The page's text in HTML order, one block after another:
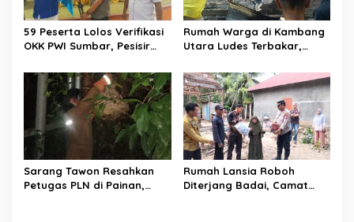
59 Peserta Lolos Verifikasi
OKK PWI Sumbar, Pesisir
11 Peserta
Rumah Warga di Kambang
Utara Ludes Terbakar,
Jembatan Gantung
Sarang Tawon Resahkan
Petugas PLN di Painan,
Rumah Lansia Roboh
Diterjang Badai, Camat